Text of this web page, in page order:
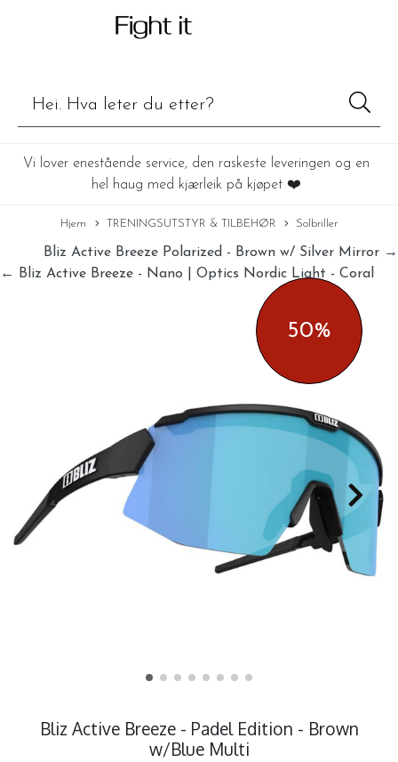
Vi lover enestående service, den raskeste leveringen og en
hel haug med kjærleik på kjøpet ❤️
Hjem TRENINGSUTSTYR & TILBEHØR Solbriller
50%
Bliz Active Breeze Polarized - Brown w/ Silver Mirror →
← Bliz Active Breeze - Nano | Optics Nordic Light - Coral
Bliz Active Breeze - Padel Edition - Brown
w/Blue Multi